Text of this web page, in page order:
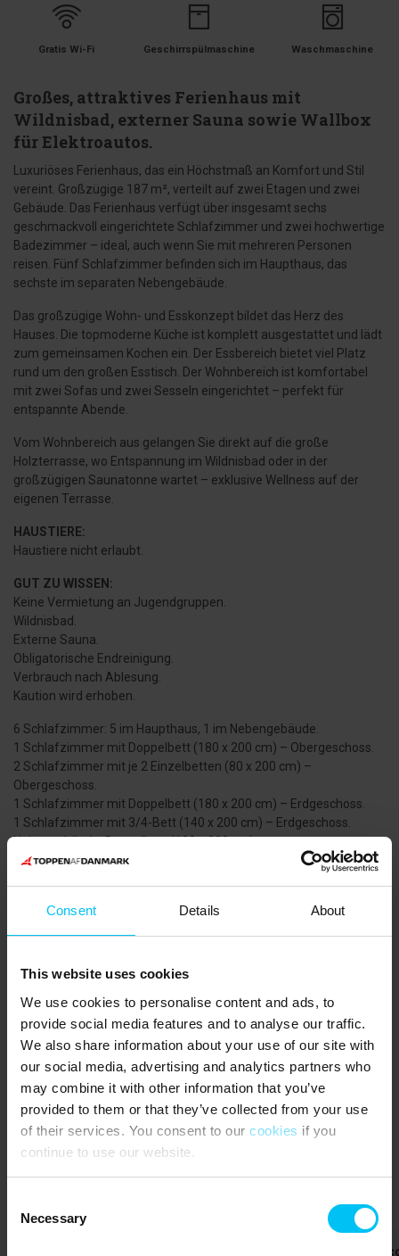
Consent Details About
This website uses cookies
We use cookies to personalise content and ads, to
provide social media features and to analyse our traffic.
We also share information about your use of our site with
our social media, advertising and analytics partners who
may combine it with other information that you’ve
provided to them or that they’ve collected from your use
of their services. You consent to our cookies if you
continue to use our website.
Selection
Necessary
Gratis Wi-Fi Geschirrspülmaschine Waschmaschine
Großes, attraktives Ferienhaus mit
Wildnisbad, externer Sauna sowie Wallbox
für Elektroautos.
Luxuriöses Ferienhaus, das ein Höchstmaß an Komfort und Stil
vereint. Großzügige 187 m², verteilt auf zwei Etagen und zwei
Gebäude. Das Ferienhaus verfügt über insgesamt sechs
geschmackvoll eingerichtete Schlafzimmer und zwei hochwertige
Badezimmer – ideal, auch wenn Sie mit mehreren Personen
reisen. Fünf Schlafzimmer befinden sich im Haupthaus, das
sechste im separaten Nebengebäude.
Das großzügige Wohn- und Esskonzept bildet das Herz des
Hauses. Die topmoderne Küche ist komplett ausgestattet und lädt
zum gemeinsamen Kochen ein. Der Essbereich bietet viel Platz
rund um den großen Esstisch. Der Wohnbereich ist komfortabel
mit zwei Sofas und zwei Sesseln eingerichtet – perfekt für
entspannte Abende.
Vom Wohnbereich aus gelangen Sie direkt auf die große
Holzterrasse, wo Entspannung im Wildnisbad oder in der
großzügigen Saunatonne wartet – exklusive Wellness auf der
eigenen Terrasse.
HAUSTIERE:
Haustiere nicht erlaubt.
GUT ZU WISSEN:
Keine Vermietung an Jugendgruppen.
Wildnisbad.
Externe Sauna.
Obligatorische Endreinigung.
Verbrauch nach Ablesung.
Kaution wird erhoben.
6 Schlafzimmer: 5 im Haupthaus, 1 im Nebengebäude.
1 Schlafzimmer mit Doppelbett (180 x 200 cm) – Obergeschoss.
2 Schlafzimmer mit je 2 Einzelbetten (80 x 200 cm) –
Obergeschoss.
1 Schlafzimmer mit Doppelbett (180 x 200 cm) – Erdgeschoss.
1 Schlafzimmer mit 3/4-Bett (140 x 200 cm) – Erdgeschoss.
Nebengebäude: Doppelbett (180 x 200 cm).
UMGEBUNG:
Tennis- und Padelmöglichkeiten befinden sich in kurzer
km lang. Skagen bietet zudem zahlreiche kulturelle Erlebnisse wie
das Küstenmuseum, die Versandete Kirche sowie vielfältige
Geschäfte und Galerien im Zentrum.
Das sagen andere Urlauber
4,5 • 2 Bewertungen
Haus
Grundstück
Bereich
Jasper